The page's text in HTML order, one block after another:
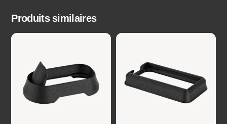
Produits similaires